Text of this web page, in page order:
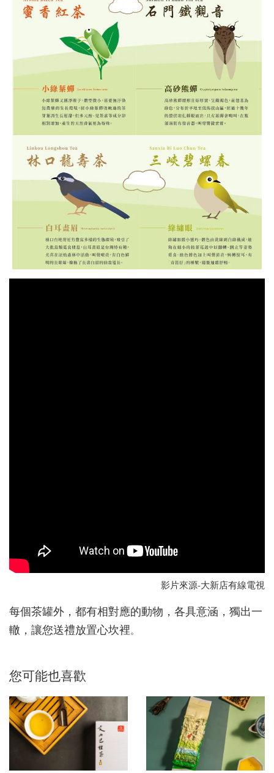
影片來源-大新店有線電視
每個茶罐外，都有相對應的動物，各具意涵，獨出一
轍，讓您送禮放置心坎裡。
您可能也喜歡